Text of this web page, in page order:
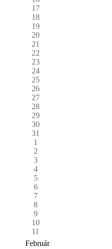
17
18
19
20
21
22
23
24
25
26
27
28
29
30
31
1
2
3
4
5
6
7
8
9
10
11
Február